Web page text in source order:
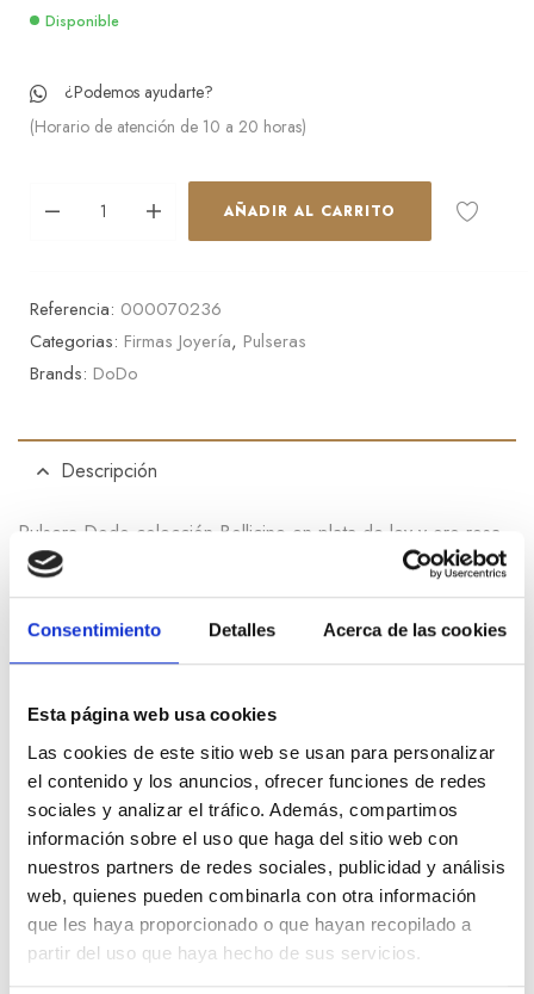
Consentimiento Detalles Acerca de las cookies
Esta página web usa cookies
Las cookies de este sitio web se usan para personalizar
el contenido y los anuncios, ofrecer funciones de redes
sociales y analizar el tráfico. Además, compartimos
información sobre el uso que haga del sitio web con
nuestros partners de redes sociales, publicidad y análisis
web, quienes pueden combinarla con otra información
que les haya proporcionado o que hayan recopilado a
partir del uso que haya hecho de sus servicios.
Disponible
¿Podemos ayudarte?
(Horario de atención de 10 a 20 horas)
AÑADIR AL CARRITO
Referencia: 000070236
Categorias: Firmas Joyería, Pulseras
Brands: DoDo
Descripción
Pulsera Dodo colección Bollicine en plata de ley y oro rosa
de 9k. Consultar medidas
Productos relacionados